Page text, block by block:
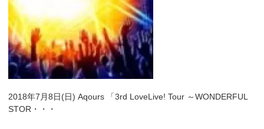
2018年7月8日(日) Aqours 「3rd LoveLive! Tour ～WONDERFUL
STOR・・・